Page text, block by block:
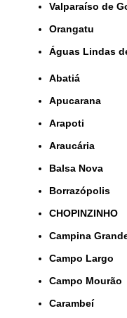
Valparaíso de
orangatu
Águas Lindas
Abatiá
Apucarana
Arapoti
Araucária
Balsa Nova
Borrazópolis
CHOPINZINHO
Campina
Campo Largo
Campo Mourão
Carambeí